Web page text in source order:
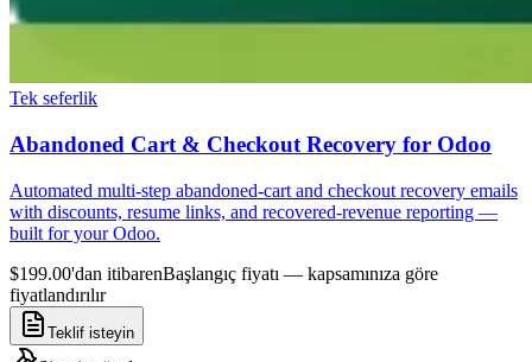
Tek seferlik
Abandoned Cart & Checkout Recovery for Odoo
Automated multi-step abandoned-cart and checkout recovery emails
with discounts, resume links, and recovered-revenue reporting —
built for your Odoo.
$199.00'dan itibarenBaşlangıç fiyatı — kapsamınıza göre
fiyatlandırılır
Teklif isteyin